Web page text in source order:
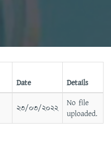
Date Details
২৩/০৩/২০২২
No file
uploaded.